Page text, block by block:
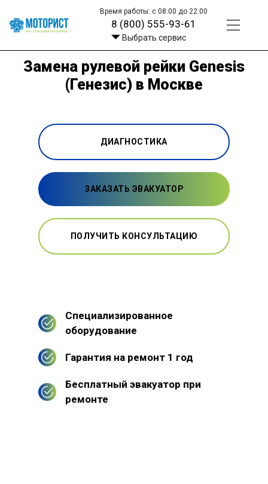
Время работы: с 08:00 до 22:00
8 (800) 555-93-61
Выбрать сервис
Замена рулевой рейки Genesis
(Генезис) в Москве
ДИАГНОСТИКА
ЗАКАЗАТЬ ЭВАКУАТОР
ПОЛУЧИТЬ КОНСУЛЬТАЦИЮ
Специализированное
оборудование
Гарантия на ремонт 1 год
Бесплатный эвакуатор при
ремонте